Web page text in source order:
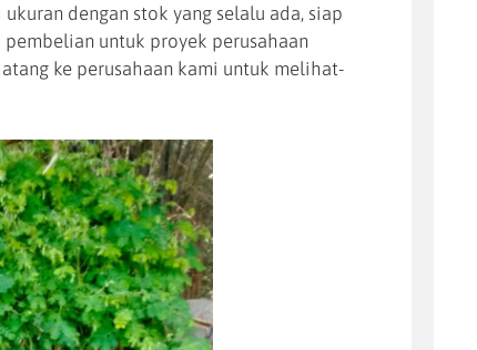
dengan stok yang selalu ada, siap
untuk proyek perusahaan
ke perusahaan kami untuk melihat-